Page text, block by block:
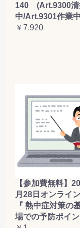
140 (Art.9300清
中/Art.9301作業
￥7,920
【参加費無料】
月28日オンライ
『 熱中症対策の
場での予防ポイン